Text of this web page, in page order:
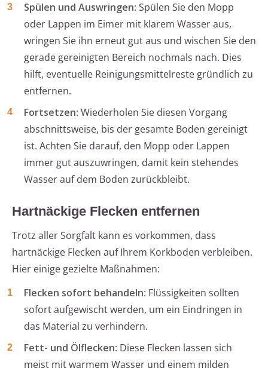
Spülen und Auswringen: Spülen Sie den Mopp
oder Lappen im Eimer mit klarem Wasser aus,
wringen Sie ihn erneut gut aus und wischen Sie den
gerade gereinigten Bereich nochmals nach. Dies
hilft, eventuelle Reinigungsmittelreste gründlich zu
entfernen.
Fortsetzen: Wiederholen Sie diesen Vorgang
abschnittsweise, bis der gesamte Boden gereinigt
ist. Achten Sie darauf, den Mopp oder Lappen
immer gut auszuwringen, damit kein stehendes
Wasser auf dem Boden zurückbleibt.
Hartnäckige Flecken entfernen
Trotz aller Sorgfalt kann es vorkommen, dass
hartnäckige Flecken auf Ihrem Korkboden verbleiben.
Hier einige gezielte Maßnahmen:
Flecken sofort behandeln: Flüssigkeiten sollten
sofort aufgewischt werden, um ein Eindringen in
das Material zu verhindern.
Fett- und Ölflecken: Diese Flecken lassen sich
meist mit warmem Wasser und einem milden